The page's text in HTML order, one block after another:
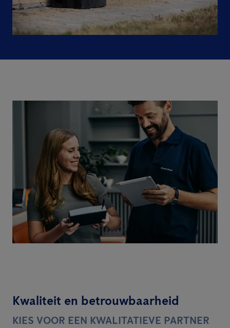
Kwaliteit en betrouwbaarheid
KIES VOOR EEN KWALITATIEVE PARTNER